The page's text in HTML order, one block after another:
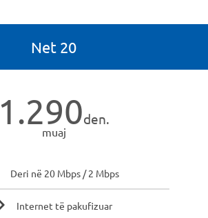
Net 20
1.290den.
muaj
Deri në 20 Mbps / 2 Mbps
Internet të pakufizuar